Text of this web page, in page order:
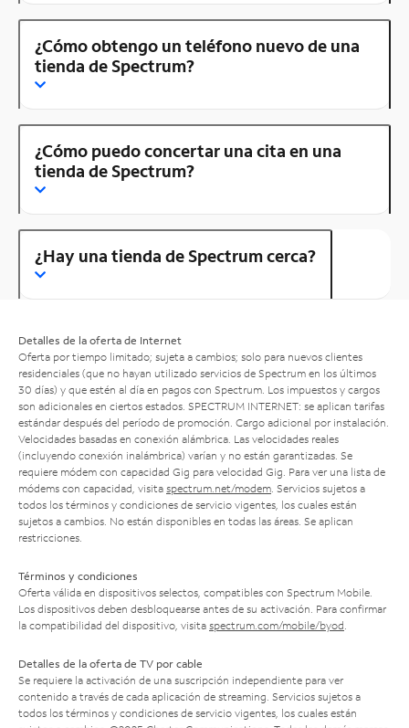
¿Cómo obtengo un teléfono nuevo de una
tienda de Spectrum?
¿Cómo puedo concertar una cita en una
tienda de Spectrum?
¿Hay una tienda de Spectrum cerca?
Detalles de la oferta de Internet
Oferta por tiempo limitado; sujeta a cambios; solo para nuevos clientes
residenciales (que no hayan utilizado servicios de Spectrum en los últimos
30 días) y que estén al día en pagos con Spectrum. Los impuestos y cargos
son adicionales en ciertos estados. SPECTRUM INTERNET: se aplican tarifas
estándar después del período de promoción. Cargo adicional por instalación.
Velocidades basadas en conexión alámbrica. Las velocidades reales
(incluyendo conexión inalámbrica) varían y no están garantizadas. Se
requiere módem con capacidad Gig para velocidad Gig. Para ver una lista de
módems con capacidad, visita spectrum.net/modem . Servicios sujetos a
todos los términos y condiciones de servicio vigentes, los cuales están
sujetos a cambios. No están disponibles en todas las áreas. Se aplican
restricciones.
Términos y condiciones
Oferta válida en dispositivos selectos, compatibles con Spectrum Mobile.
Los dispositivos deben desbloquearse antes de su activación. Para confirmar
la compatibilidad del dispositivo, visita spectrum.com/mobile/byod
Detalles de la oferta de TV por cable
Se requiere la activación de una suscripción independiente para ver
contenido a través de cada aplicación de streaming. Servicios sujetos a
todos los términos y condiciones de servicio vigentes, los cuales están